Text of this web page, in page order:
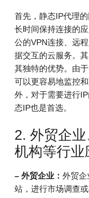
首先，静态IP代理
长时间保持连接的
公的VPN连接、远
据交互的云服务。
其独特的优势。由
可以更容易地监控
外，对于需要进行
态IP也是首选。
2. 外贸企
机构等行业
– 外贸企业： 外贸企
站，进行市场调查